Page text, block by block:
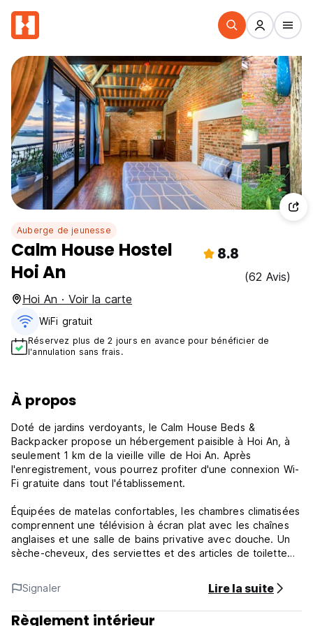
Auberge de jeunesse
Calm House Hostel
Hoi An
8.8
(62 Avis)
Hoi An · Voir la carte
WiFi gratuit
Réservez plus de 2 jours en avance pour bénéficier de
l'annulation sans frais.
À propos
Doté de jardins verdoyants, le Calm House Beds &
Backpacker propose un hébergement paisible à Hoi An, à
seulement 1 km de la vieille ville de Hoi An. Après
l'enregistrement, vous pourrez profiter d'une connexion Wi-
Fi gratuite dans tout l'établissement.
Équipées de matelas confortables, les chambres climatisées
comprennent une télévision à écran plat avec les chaînes
anglaises et une salle de bains privative avec douche. Un
sèche-cheveux, des serviettes et des articles de toilette
Le Calm House Hostel Hoi An assure une sécurité 24h/24.
Le personnel amical anglophone pourra vous aider avec la
location de vélos, les transferts aéroport et les services de
Signaler Lire la suite
Règlement intérieur